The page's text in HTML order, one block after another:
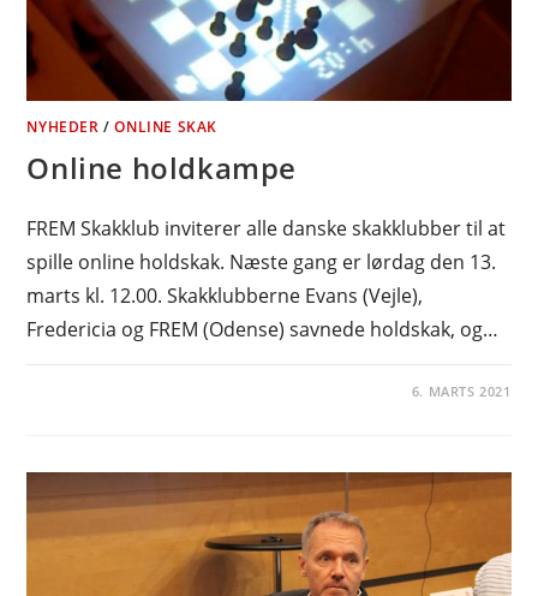
NYHEDER /ONLINE SKAK
Online holdkampe
FREM Skakklub inviterer alle danske skakklubber til at
spille online holdskak. Næste gang er lørdag den 13.
marts kl. 12.00. Skakklubberne Evans (Vejle),
Fredericia og FREM (Odense) savnede holdskak, og…
6. MARTS 2021